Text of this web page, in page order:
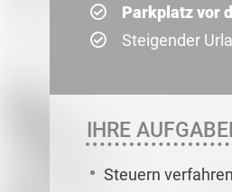
Parkplatz vor
Steigender
IHRE
Steuern